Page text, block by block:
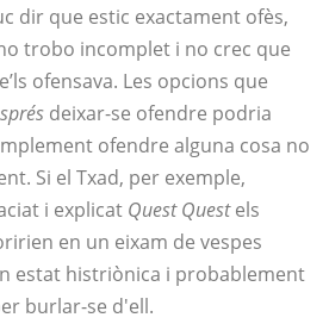
dir que estic exactament ofès,
trobo incomplet i no crec que
ofensava. Les opcions que
deixar-se ofendre podria
ofendre alguna cosa no
Si el Txad, per exemple,
i explicat Quest Questels
en un eixam de vespes
estat histriònica i probablement
burlar-se d'ell.